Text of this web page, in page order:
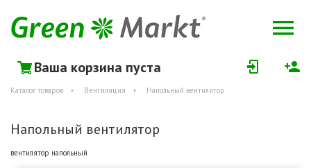
Ваша корзина пуста
Каталог товаров Вентиляция Напольный вентилятор
Напольный вентилятор
вентилятор напольный